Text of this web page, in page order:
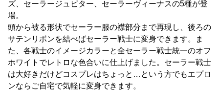
ズ、セーラージュピター、セーラーヴィーナスの5種が登
場。
頭から被る形状でセーラー服の襟部分まで再現し、後ろの
サテンリボンを結べばセーラー戦士に変身できます。ま
た、各戦士のイメージカラーと全セーラー戦士統一のオフ
ホワイトでレトロな色合いに仕上げました。セーラー戦士
は大好きだけどコスプレはちょっと…という方でもエプロ
ンならご自宅で気軽に変身できます。